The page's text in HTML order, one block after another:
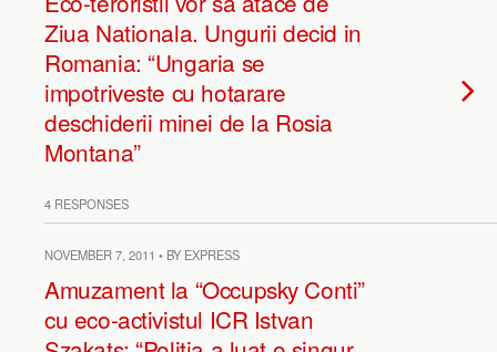
Ziua Nationala. Ungurii decid in
Romania: “Ungaria se
impotriveste cu hotarare
deschiderii minei de la Rosia
Montana”
4 RESPONSES
NOVEMBER 7, 2011 • BY EXPRESS
Amuzament la “Occupsky Conti”
cu eco-activistul ICR Istvan